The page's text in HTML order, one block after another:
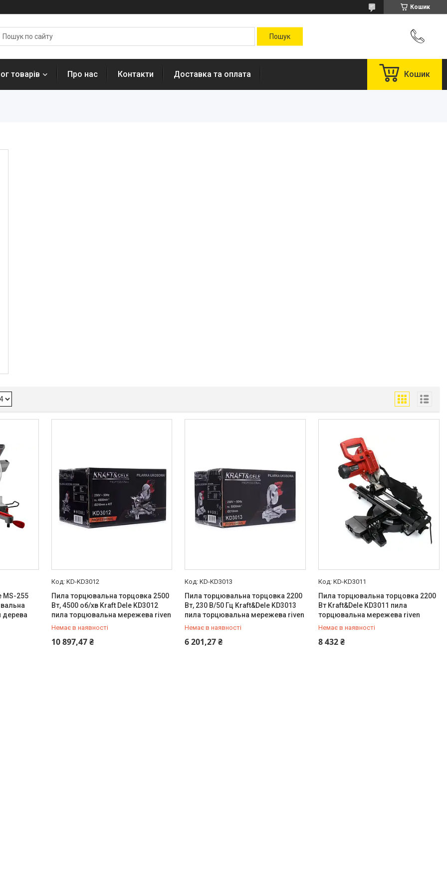
Кошик
товарів Про нас Контакти Доставка та оплата Кошик
MS-255
дерева
KD-KD3012
Пила торцювальна торцовка 2500
Вт, 4500 об/хв Kraft Dele KD3012
пила торцювальна мережева riven
Немає в наявності
10 897,47 ₴
+380 (99) 454-50-15
KD-KD3013
Пила торцювальна торцовка 2200
Вт, 230 В/50 Гц Kraft&Dele KD3013
пила торцювальна мережева riven
Немає в наявності
6 201,27 ₴
+380 (99) 454-50-15
KD-KD3011
Пила торцювальна торцовка 2200
Вт Kraft&Dele KD3011 пила
торцювальна мережева riven
Немає в наявності
8 432 ₴
+380 (99) 454-50-15